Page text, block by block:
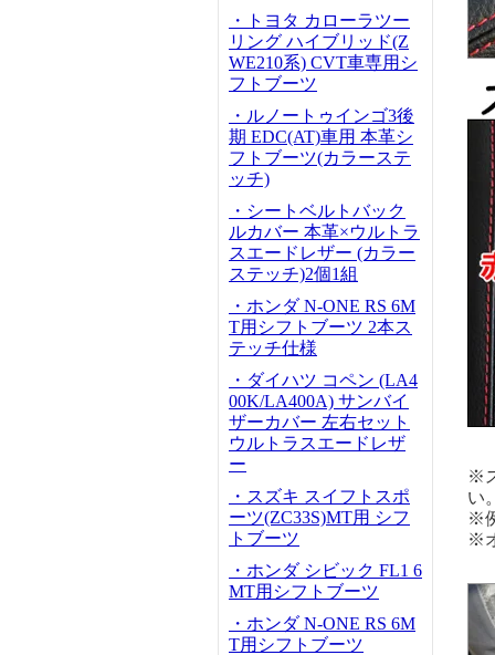
・トヨタ カローラツー
リング ハイブリッド(Z
WE210系) CVT車専用シ
フトブーツ
・ルノートゥインゴ3後
期 EDC(AT)車用 本革シ
フトブーツ(カラーステ
ッチ)
・シートベルトバック
ルカバー 本革×ウルトラ
スエードレザー (カラー
ステッチ)2個1組
・ホンダ N-ONE RS 6M
T用シフトブーツ 2本ス
テッチ仕様
・ダイハツ コペン (LA4
00K/LA400A) サンバイ
ザーカバー 左右セット
ウルトラスエードレザ
ー
・スズキ スイフトスポ
ーツ(ZC33S)MT用 シフ
トブーツ
・ホンダ シビック FL1 6
MT用シフトブーツ
・ホンダ N-ONE RS 6M
T用シフトブーツ
※
い
※
※